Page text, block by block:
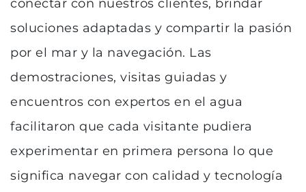
conectar con nuestros clientes, brindar
soluciones adaptadas y compartir la pasión
por el mar y la navegación. Las
demostraciones, visitas guiadas y
encuentros con expertos en el agua
facilitaron que cada visitante pudiera
experimentar en primera persona lo que
significa navegar con calidad y tecnología